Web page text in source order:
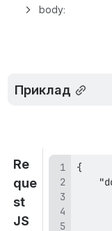
body:
Приклад
Re
que
st
JS